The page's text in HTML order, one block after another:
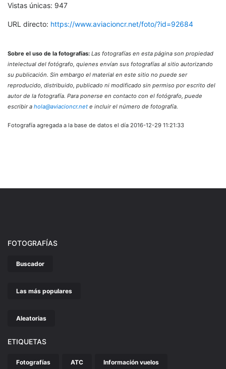
Vistas únicas: 947
URL directo: https://www.aviacioncr.net/foto/?id=92684
Sobre el uso de la fotografías: Las fotografías en esta página son propiedad
intelectual del fotógrafo, quienes envían sus fotografías al sitio autorizando
su publicación. Sin embargo el material en este sitio no puede ser
reproducido, distribuido, publicado ni modificado sin permiso por escrito del
autor de la fotografía. Para ponerse en contacto con el fotógrafo, puede
escribir a hola@aviacioncr.net e incluir el número de fotografía.
Fotografía agregada a la base de datos el día 2016-12-29 11:21:33
FOTOGRAFÍAS
Buscador
Las más populares
Aleatorias
ETIQUETAS
Fotografías ATC Información vuelos